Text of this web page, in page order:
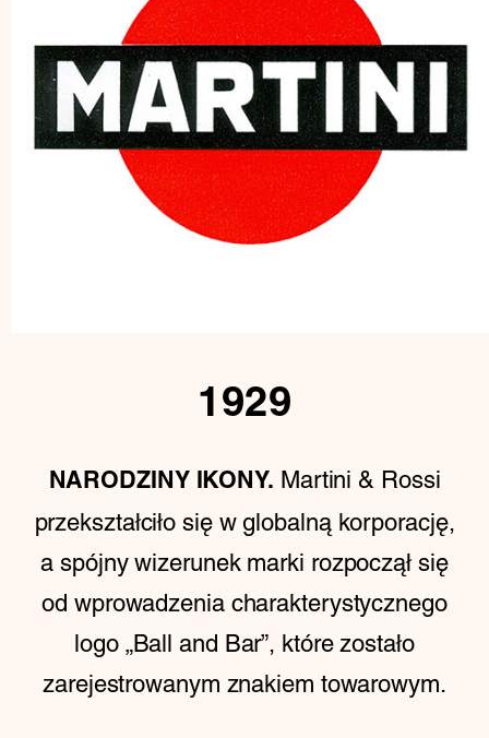
1929
NARODZINY IKONY. Martini & Rossi
przekształciło się w globalną korporację,
a spójny wizerunek marki rozpoczął się
od wprowadzenia charakterystycznego
logo „Ball and Bar”, które zostało
zarejestrowanym znakiem towarowym.